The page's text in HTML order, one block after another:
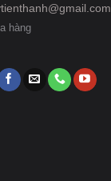
hàng